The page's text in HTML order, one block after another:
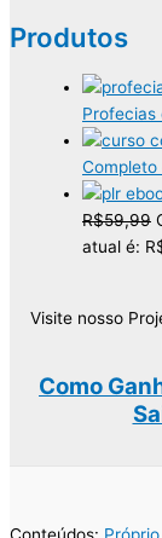
Produtos
Profecias
Completo
R$59,99
atual é:
Visite nosso
Como